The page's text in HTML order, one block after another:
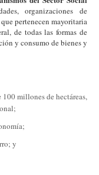
organizaciones de
pertenecen mayoritaria
de todas las formas de
y consumo de bienes y
millones de hectáreas,
y